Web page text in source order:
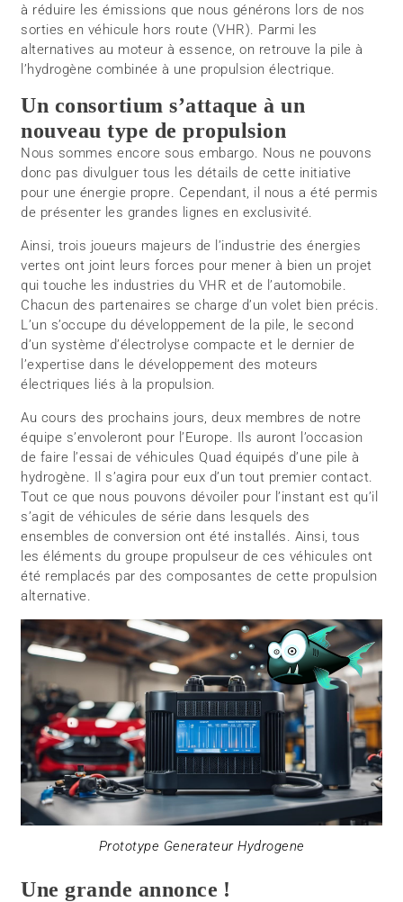
à réduire les émissions que nous générons lors de nos
sorties en véhicule hors route (VHR). Parmi les
alternatives au moteur à essence, on retrouve la pile à
l’hydrogène combinée à une propulsion électrique.
Un consortium s’attaque à un
nouveau type de propulsion
Nous sommes encore sous embargo. Nous ne pouvons
donc pas divulguer tous les détails de cette initiative
pour une énergie propre. Cependant, il nous a été permis
de présenter les grandes lignes en exclusivité.
Ainsi, trois joueurs majeurs de l’industrie des énergies
vertes ont joint leurs forces pour mener à bien un projet
qui touche les industries du VHR et de l’automobile.
Chacun des partenaires se charge d’un volet bien précis.
L’un s’occupe du développement de la pile, le second
d’un système d’électrolyse compacte et le dernier de
l’expertise dans le développement des moteurs
électriques liés à la propulsion.
Au cours des prochains jours, deux membres de notre
équipe s’envoleront pour l’Europe. Ils auront l’occasion
de faire l’essai de véhicules Quad équipés d’une pile à
hydrogène. Il s’agira pour eux d’un tout premier contact.
Tout ce que nous pouvons dévoiler pour l’instant est qu’il
s’agit de véhicules de série dans lesquels des
ensembles de conversion ont été installés. Ainsi, tous
les éléments du groupe propulseur de ces véhicules ont
été remplacés par des composantes de cette propulsion
alternative.
Prototype Generateur Hydrogene
Une grande annonce !